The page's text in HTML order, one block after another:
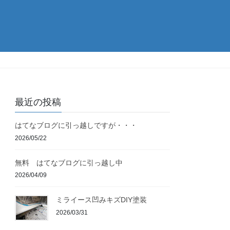
最近の投稿
はてなブログに引っ越しですが・・・
2026/05/22
無料 はてなブログに引っ越し中
2026/04/09
ミライース凹みキズDIY塗装
2026/03/31